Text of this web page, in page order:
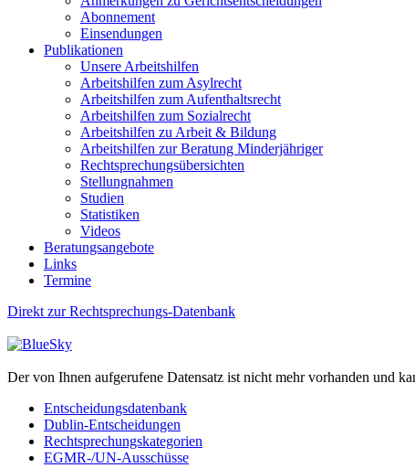
Abonnement
Einsendungen
Publikationen
Unsere Arbeitshilfen
Arbeitshilfen zum Asylrecht
Arbeitshilfen zum Aufenthaltsrecht
Arbeitshilfen zum Sozialrecht
Arbeitshilfen zu Arbeit & Bildung
Arbeitshilfen zur Beratung Minderjähriger
Rechtsprechungsübersichten
Stellungnahmen
Studien
Statistiken
Videos
Beratungsangebote
Links
Termine
Direkt zur Rechtsprechungs-Datenbank
Der von Ihnen aufgerufene Datensatz ist nicht mehr vorhanden und
Entscheidungsdatenbank
Dublin-Entscheidungen
Rechtsprechungskategorien
EGMR-/UN-Ausschüsse